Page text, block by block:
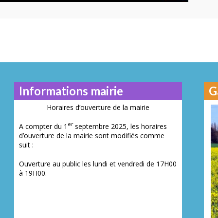
Mai 2016
N° 26
Juillet 2014
N° 23
Novembre 2013
N°
Informations mairie
Horaires d’ouverture de la mairie
A compter du 1 erseptembre 2025, les horaires
d’ouverture de la mairie sont modifiés comme
suit :
Ouverture au public les lundi et vendredi de 17H00
à 19H00.